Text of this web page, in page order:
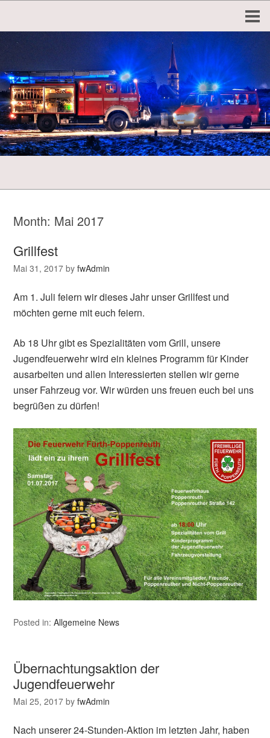
Month: Mai 2017
Grillfest
Mai 31, 2017 byfwAdmin
Am 1. Juli feiern wir dieses Jahr unser Grillfest und
möchten gerne mit euch feiern.
Ab 18 Uhr gibt es Spezialitäten vom Grill, unsere
Jugendfeuerwehr wird ein kleines Programm für Kinder
ausarbeiten und allen Interessierten stellen wir gerne
unser Fahrzeug vor. Wir würden uns freuen euch bei uns
begrüßen zu dürfen!
Posted in:Allgemeine News
Übernachtungsaktion der
Jugendfeuerwehr
Mai 25, 2017 byfwAdmin
Nach unserer 24-Stunden-Aktion im letzten Jahr, haben